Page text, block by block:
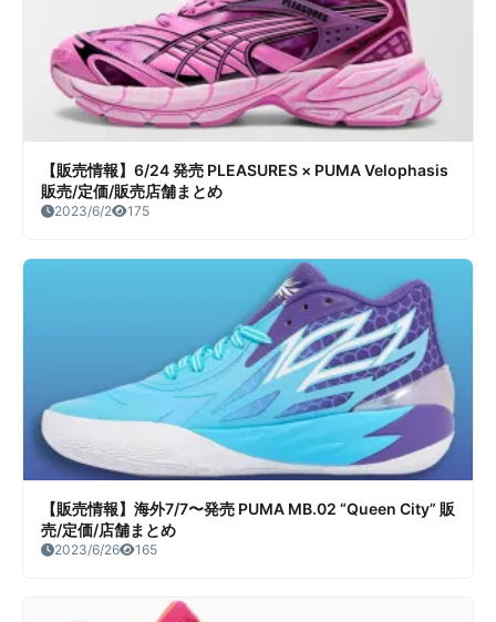
【販売情報】6/24 発売 PLEASURES × PUMA Velophasis
販売/定価/販売店舗まとめ
2023/6/2 175
【販売情報】海外7/7〜発売 PUMA MB.02 “Queen City” 販
売/定価/店舗まとめ
2023/6/26 165